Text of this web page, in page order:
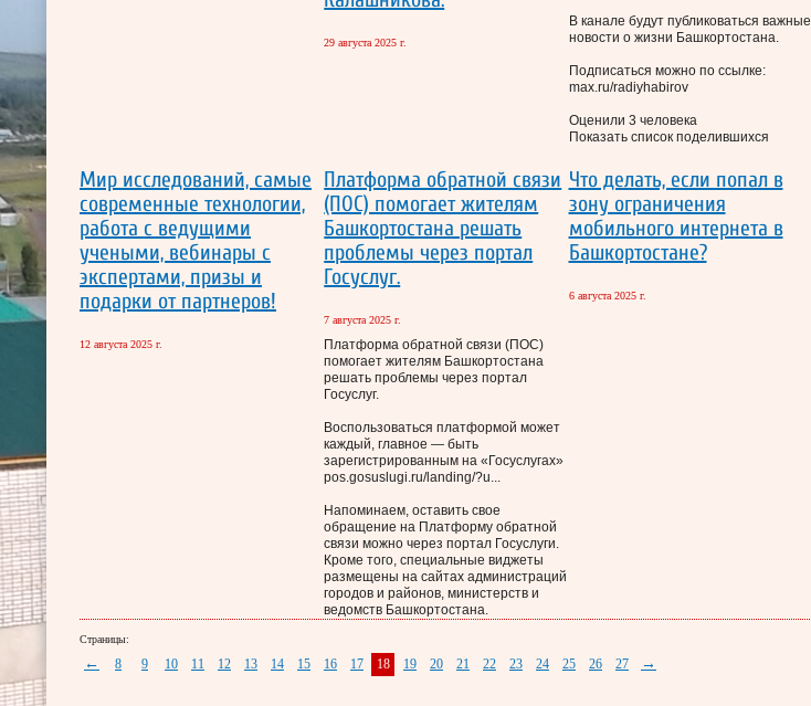
29 августа 2025 г.
В канале будут публиковаться важные
новости о жизни Башкортостана.
Подписаться можно по ссылке:
max.ru/radiyhabirov
Оценили 3 человека
Показать список поделившихся
Мир исследований, самые
современные технологии,
работа с ведущими
учеными, вебинары с
экспертами, призы и
подарки от партнеров!
12 августа 2025 г.
Платформа обратной связи
(ПОС) помогает жителям
Башкортостана решать
проблемы через портал
Госуслуг.
7 августа 2025 г.
Платформа обратной связи (ПОС)
помогает жителям Башкортостана
решать проблемы через портал
Госуслуг.
Воспользоваться платформой может
каждый, главное — быть
зарегистрированным на «Госуслугах»
pos.gosuslugi.ru/landing/?u...
Напоминаем, оставить свое
обращение на Платформу обратной
связи можно через портал Госуслуги.
Кроме того, специальные виджеты
размещены на сайтах администраций
городов и районов, министерств и
ведомств Башкортостана.
Что делать, если попал в
зону ограничения
мобильного интернета в
Башкортостане?
6 августа 2025 г.
Страницы:
← 8 9 10 11 12 13 14 15 16 17 18 19 20 21 22 23 24 25 26 27 →